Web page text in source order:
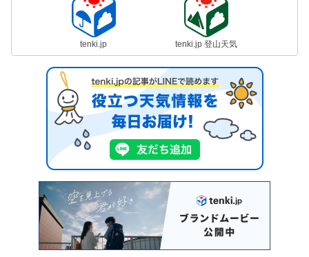
tenki.jp tenki.jp 登山天気